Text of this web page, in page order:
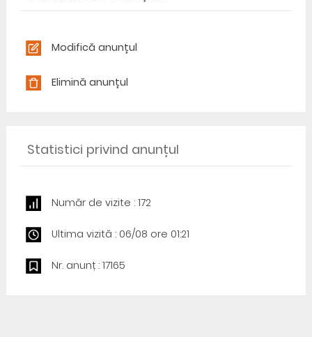
Modifică anunțul
Elimină anunțul
Statistici privind anunțul
Număr de vizite : 172
Ultima vizită : 06/08 ore 01:21
Nr. anunț : 17165